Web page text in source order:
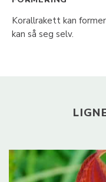
Korallrakett kan
kan så seg selv.